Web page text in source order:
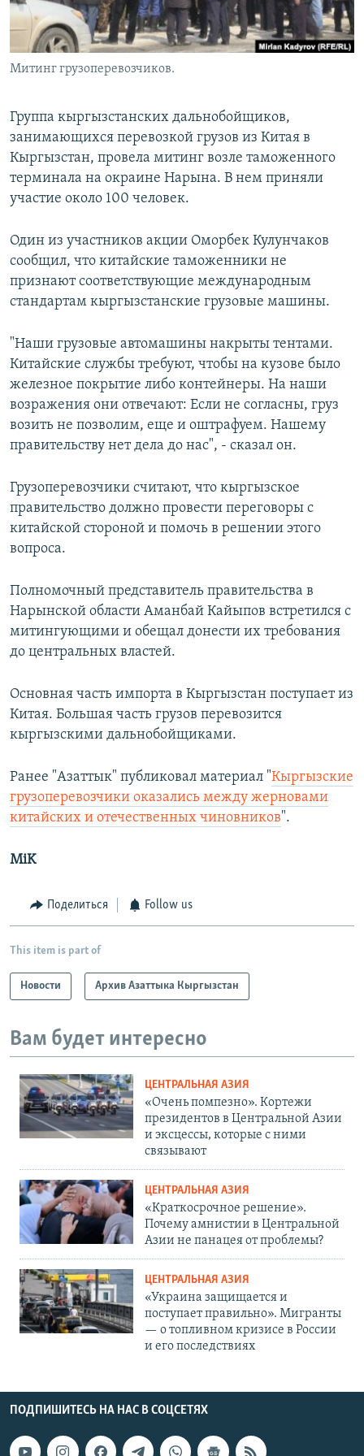
Митинг грузоперевозчиков.
Группа кыргызстанских дальнобойщиков,
занимающихся перевозкой грузов из Китая в
Кыргызстан, провела митинг возле таможенного
терминала на окраине Нарына. В нем приняли
участие около 100 человек.
Один из участников акции Оморбек Кулунчаков
сообщил, что китайские таможенники не
признают соответствующие международным
стандартам кыргызстанские грузовые машины.
"Наши грузовые автомашины накрыты тентами.
Китайские службы требуют, чтобы на кузове было
железное покрытие либо контейнеры. На наши
возражения они отвечают: Если не согласны, груз
возить не позволим, еще и оштрафуем. Нашему
правительству нет дела до нас", - сказал он.
Грузоперевозчики считают, что кыргызское
правительство должно провести переговоры с
китайской стороной и помочь в решении этого
вопроса.
Полномочный представитель правительства в
Нарынской области Аманбай Кайыпов встретился с
митингующими и обещал донести их требования
до центральных властей.
Основная часть импорта в Кыргызстан поступает из
Китая. Большая часть грузов перевозится
кыргызскими дальнобойщиками.
Ранее "Азаттык" публиковал материал "Кыргызские
грузоперевозчики оказались между жерновами
китайских и отечественных чиновников".
MiK
Поделиться Follow us
This item is part of
Новости Архив Азаттыка Кыргызстан
Вам будет интересно
ЦЕНТРАЛЬНАЯ АЗИЯ
«Очень помпезно». Кортежи
президентов в Центральной Азии
и эксцессы, которые с ними
связывают
ЦЕНТРАЛЬНАЯ АЗИЯ
«Краткосрочное решение».
Почему амнистии в Центральной
Азии не панацея от проблемы?
ЦЕНТРАЛЬНАЯ АЗИЯ
«Украина защищается и
поступает правильно». Мигранты
— о топливном кризисе в России
и его последствиях
ПОДПИШИТЕСЬ НА НАС В СОЦСЕТЯХ